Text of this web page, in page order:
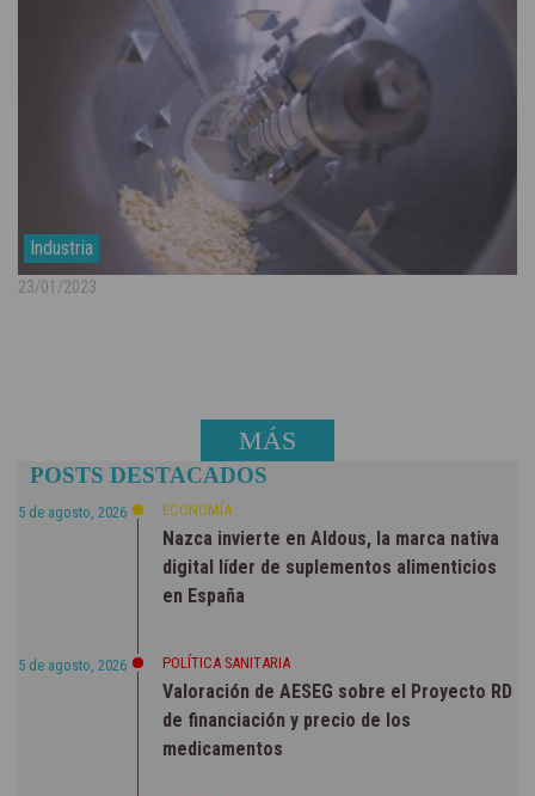
Industria
23/01/2023
MÁS
NOTICIAS
POSTS DESTACADOS
5 de agosto, 2026 ECONOMÍA
Nazca invierte en Aldous, la marca nativa
digital líder de suplementos alimenticios
en España
5 de agosto, 2026 POLÍTICA SANITARIA
Valoración de AESEG sobre el Proyecto RD
de financiación y precio de los
medicamentos